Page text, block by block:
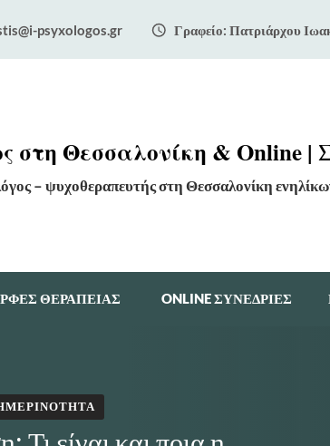
psyxologos.gr Γραφείο: Πατριάρχου
στη Θεσσαλονίκη & Online |
– ψυχοθεραπευτής στη Θεσσαλονίκη
ΘΕΡΑΠΕΙΑΣ ONLINE ΣΥΝΕΔΡΙΕΣ